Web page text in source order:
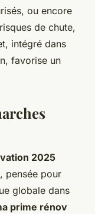
ou encore
de chute,
intégré dans
favorise un
2025
pensée pour
globale dans
prime rénov